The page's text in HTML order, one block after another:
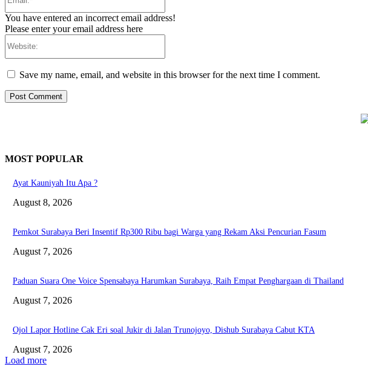
You have entered an incorrect email address!
Please enter your email address here
Save my name, email, and website in this browser for the next time I comment.
MOST POPULAR
Ayat Kauniyah Itu Apa ?
August 8, 2026
Pemkot Surabaya Beri Insentif Rp300 Ribu bagi Warga yang Rekam Aksi Pencurian Fasum
August 7, 2026
Paduan Suara One Voice Spensabaya Harumkan Surabaya, Raih Empat Penghargaan di Thailand
August 7, 2026
Ojol Lapor Hotline Cak Eri soal Jukir di Jalan Trunojoyo, Dishub Surabaya Cabut KTA
August 7, 2026
Load more